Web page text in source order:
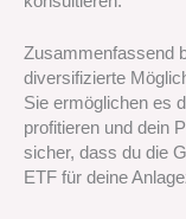
Zusammenfassend
diversifizierte
Sie ermöglichen es
profitieren und dein
sicher, dass du die
ETF für deine